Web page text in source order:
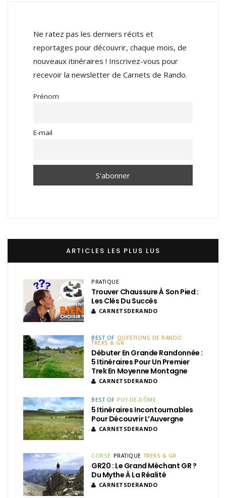
Ne ratez pas les derniers récits et
reportages pour découvrir, chaque mois, de
nouveaux itinéraires ! Inscrivez-vous pour
recevoir la newsletter de Carnets de Rando.
Prénom
E-mail
ARTICLES LES PLUS LUS
PRATIQUE
Trouver Chaussure À Son Pied :
Les Clés Du Succès
CARNETSDERANDO
BEST OF QUESTIONS DE RANDO
TREKS & GR
Débuter En Grande Randonnée :
5 Itinéraires Pour Un Premier
Trek En Moyenne Montagne
CARNETSDERANDO
BEST OF PUY-DE-DÔME
5 Itinéraires Incontournables
Pour Découvrir L’Auvergne
CARNETSDERANDO
CORSE PRATIQUE TREKS & GR
GR20 : Le Grand Méchant GR ?
Du Mythe À La Réalité
CARNETSDERANDO